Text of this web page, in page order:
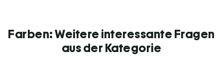
Farben: Weitere interessante Fragen
aus der Kategorie